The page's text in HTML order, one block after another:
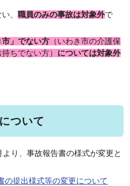
い、職員のみの事故は対象外で
」でない方 （いわき市の介護保
ちでない方） については対象外
ついて
より、事故報告書の様式が変更と
の提出様式等の変更について